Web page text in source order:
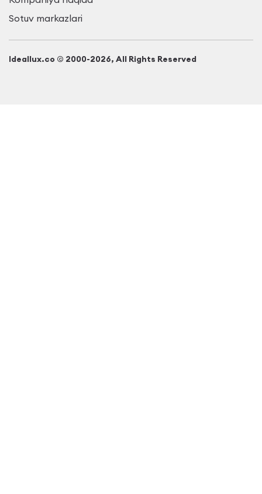
Sotuv markazlari
Ideallux.co © 2000-2026, All Rights Reserved